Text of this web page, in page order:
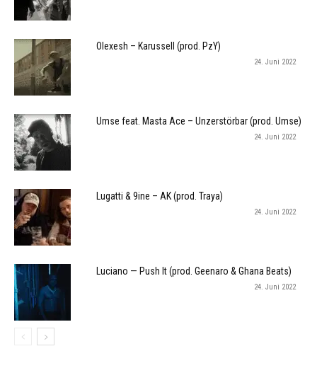
Olexesh – Karussell (prod. PzY)
24. Juni 2022
Umse feat. Masta Ace – Unzerstörbar (prod. Umse)
24. Juni 2022
Lugatti & 9ine – AK (prod. Traya)
24. Juni 2022
Luciano — Push It (prod. Geenaro & Ghana Beats)
24. Juni 2022